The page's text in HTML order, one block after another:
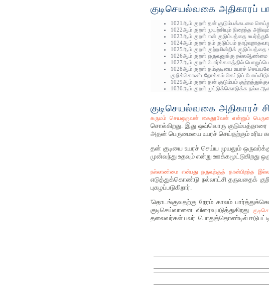
குடிசெயல்வகை அதிகாரப்
1021ஆம் குறள் தன் குடும்பக்கடமை
1022ஆம் குறள் முயற்சியும் நிறைந்த
1023ஆம் குறள் என் குடும்பத்தை
1024ஆம் குறள் தம் குடும்பம்
1025ஆம் குறள் குற்றமின்றிக்
1026ஆம் குறள் ஒருவனுக்கு
1027ஆம் குறள் போர்க்களத்தில்
1028ஆம் குறள் தம்குடியை உயரச்
குறிக்கொண்டநோக்கம் கெட்டுப்
1029ஆம் குறள் தன் குடும்பம்
1030ஆம் குறள் முட்டுக்கொடுக்க நல்ல
குடிசெயல்வகை அதிகாரச்
கருமம் செயஒருவன் கைதூவேன் என்னும்
சொல்கிறது. இது ஒவ்வொரு
அதன் பெருமையை உயரச் செய்தற்கும் உரிய
தன் குடியை உயரச் செய்ய முயலும்
முன்வந்து உதவும் என்று ஊக்கமூட்டுகிறது
நல்லாண்மை என்பது ஒருவற்குத் தான்பிறந்த
எடுத்துக்கொண்டு நல்லாட்சி தருவதைக்
புகழப்படுகிறார்.
'தொடங்குவதற்கு நேரம் காலம்
குடிசெய்வானை விரைவுபடுத்துகிறது
தலைவர்கள் பலர். பொதுத்தொண்டில்